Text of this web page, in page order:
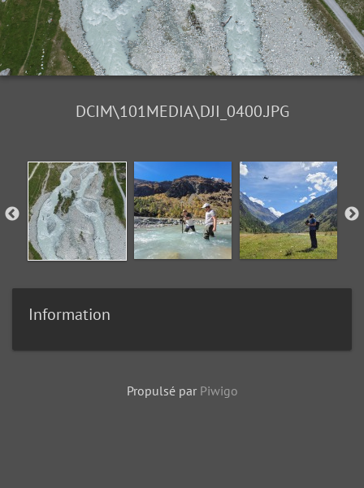
DCIM\101MEDIA\DJI_0400.JPG
Information
Propulsé par Piwigo